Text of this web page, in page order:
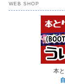
WEB SHOP
本